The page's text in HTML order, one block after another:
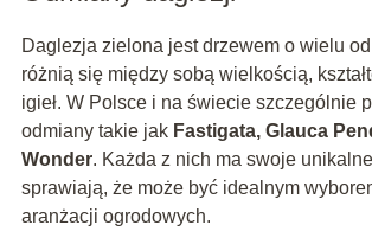
Daglezja zielona jest drzewem o wielu
różnią się między sobą wielkością,
igieł. W Polsce i na świecie szczególnie
odmiany takie jak Fastigata, Glauca
Wonder. Każda z nich ma swoje
sprawiają, że może być idealnym
aranżacji ogrodowych.